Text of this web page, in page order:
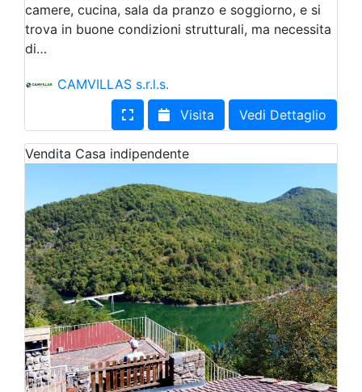
camere, cucina, sala da pranzo e soggiorno, e si
trova in buone condizioni strutturali, ma necessita
di…
CAMVILLAS s.r.l.s.
Visita
Vedi Dettaglio
Vendita Casa indipendente